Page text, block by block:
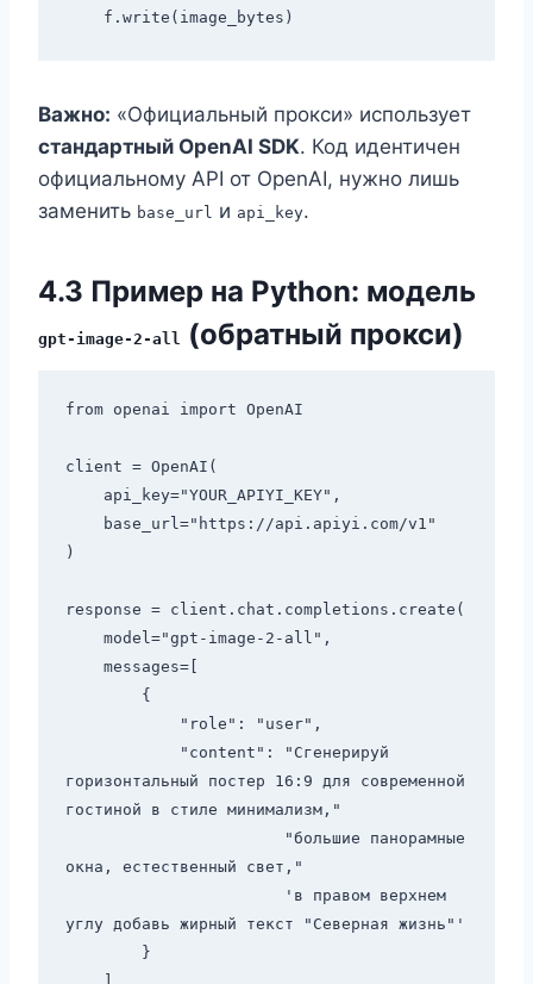
Важно: «Официальный прокси» использует
стандартный OpenAI SDK. Код идентичен
официальному API от OpenAI, нужно лишь
заменить base_url и api_key.
4.3 Пример на Python: модель
gpt-image-2-all (обратный прокси)
from openai import OpenAI
client = OpenAI(
)
response = client.chat.completions.create(
горизонтальный постер 16:9 для современной
гостиной в стиле минимализм,"
окна, естественный свет,"
углу добавь жирный текст "Северная жизнь"'